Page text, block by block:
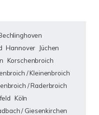
Hannover Jüchen
Korschenbroich
/ Kleinenbroich
/ Raderbroich
Köln
/ Giesenkirchen